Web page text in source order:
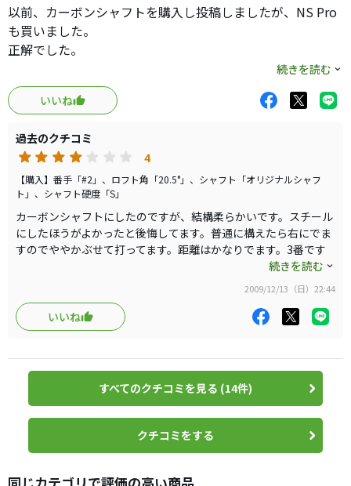
以前、カーボンシャフトを購入し投稿しましたが、NS Pro
も買いました。
正解でした。
これは武器になります。
距離も通常の3Iより1-2番手でます。
ただ、若干かぶせてかまえないと右にでます。
続きを読む
いいね
過去のクチコミ
4
【購入】番手「#2」、ロフト角「20.5°」、シャフト「オリジナルシャフ
ト」、シャフト硬度「S」
カーボンシャフトにしたのですが、結構柔らかいです。スチール
にしたほうがよかったと後悔してます。普通に構えたら右にでま
すのでややかぶせて打ってます。距離はかなりでます。3番です
続きを読む
2009/12/13（日）22:44
いいね
すべてのクチコミを見る (14件)
クチコミをする